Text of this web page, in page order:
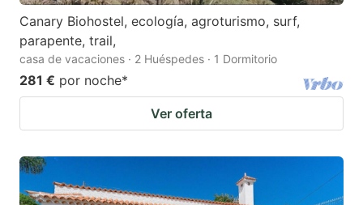
Canary Biohostel, ecología, agroturismo, surf,
parapente, trail,
casa de vacaciones · 2 Huéspedes · 1 Dormitorio
281 € por noche*
Ver oferta